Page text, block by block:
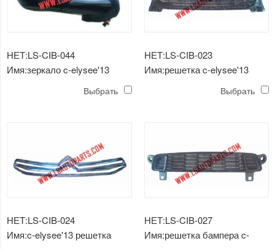
НЕТ:LS-CIB-044
Имя:зеркало c-elysee'13
Выбрать
НЕТ:LS-CIB-023
Имя:решетка c-elysee'13
Выбрать
НЕТ:LS-CIB-024
Имя:c-elysee'13 решетка
НЕТ:LS-CIB-027
Имя:решетка бампера c-